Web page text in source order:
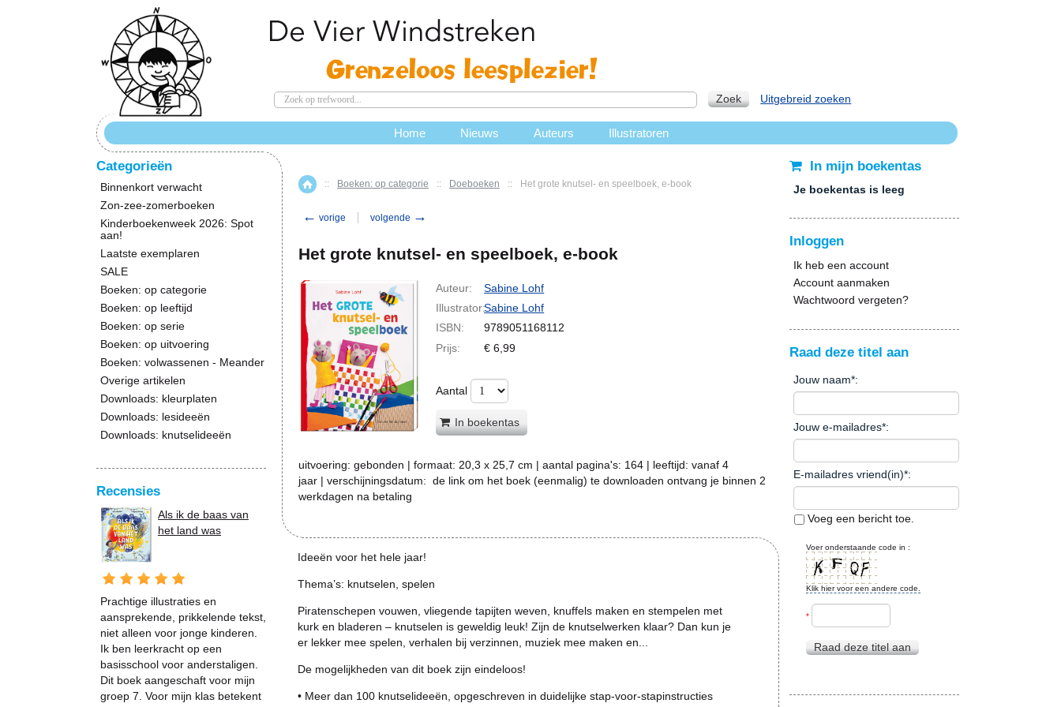
Home
:: Boeken: op categorie :: Doeboeken :: Het grote knutsel- en speelboek, e-book
← vorige volgende →
Het grote knutsel- en speelboek, e-book
Auteur:
Sabine Lohf
Illustrator:Sabine Lohf
ISBN:
9789051168112
Prijs:
€6,99
Aantal
In boekentas
uitvoering: gebonden | formaat: 20,3 x 25,7 cm | aantal pagina's: 164 | leeftijd: vanaf 4
jaar | verschijningsdatum: de link om het boek (eenmalig) te downloaden ontvang je binnen 2
werkdagen na betaling
Ideeën voor het hele jaar!
Thema’s: knutselen, spelen
Piratenschepen vouwen, vliegende tapijten weven, knuffels maken en stempelen met
kurk en bladeren – knutselen is geweldig leuk! Zijn de knutselwerken klaar? Dan kun je
er lekker mee spelen, verhalen bij verzinnen, muziek mee maken en...
De mogelijkheden van dit boek zijn eindeloos!
• Meer dan 100 knutselideeën, opgeschreven in duidelijke stap-voor-stapinstructies
Categorieën
Binnenkort verwacht
Zon-zee-zomerboeken
Kinderboekenweek 2026: Spot
aan!
Laatste exemplaren
SALE
Boeken: op categorie
Boeken: op leeftijd
Boeken: op serie
Boeken: op uitvoering
Boeken: volwassenen - Meander
Overige artikelen
Downloads: kleurplaten
Downloads: lesideeën
Downloads: knutselideeën
Recensies
Als ik de baas van
het land was
Prachtige illustraties en
aansprekende, prikkelende tekst,
niet alleen voor jonge kinderen.
Ik ben leerkracht op een
basisschool voor anderstaligen.
Dit boek aangeschaft voor mijn
groep 7. Voor mijn klas betekent
In mijn boekentas
Je boekentas is leeg
Inloggen
Ik heb een account
Account aanmaken
Wachtwoord vergeten?
Raad deze titel aan
Jouw naam*:
Jouw e-mailadres*:
E-mailadres vriend(in)*:
Voeg een bericht toe.
Voer onderstaande code in :
Klik hier voor een andere code.
*
Raad deze titel aan
Zoek Uitgebreid zoeken
Home Nieuws Auteurs Illustratoren